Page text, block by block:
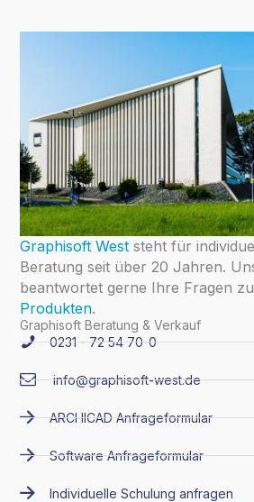
Graphisoft Weststeht für
Beratung seit über 20 Jahren.
beantwortet gerne Ihre Fragen
Produkten.
Graphisoft Beratung & Verkauf
0231 - 72 54 70-0
info@graphisoft-west.de
ARCHICAD Anfrageformular
Software Anfrageformular
Individuelle Schulung anfragen